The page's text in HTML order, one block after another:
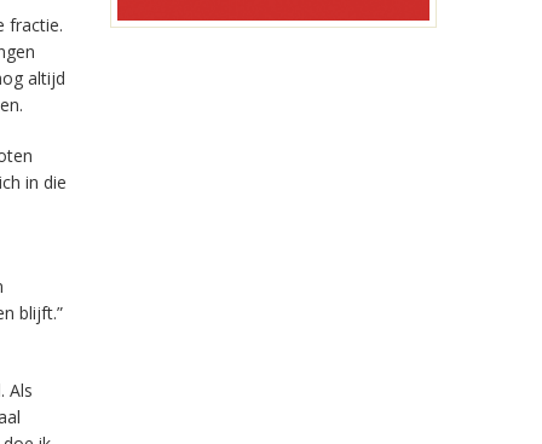
fractie.
altijd
in die
blijft.”
Als